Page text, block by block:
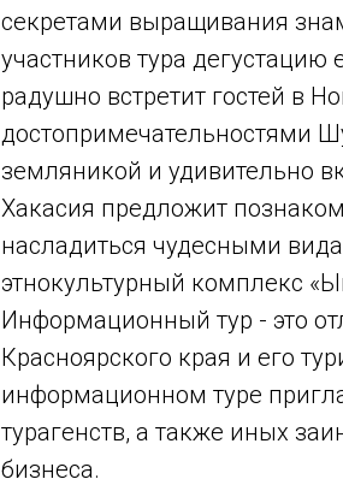
секретами выращивания
участников тура
радушно встретит гостей в
достопримечательностями
земляникой и удивительно
Хакасия предложит
насладиться чудесными
этнокультурный комплекс
Информационный тур - это
Красноярского края и его
информационном туре
турагенств, а также иных
бизнеса.